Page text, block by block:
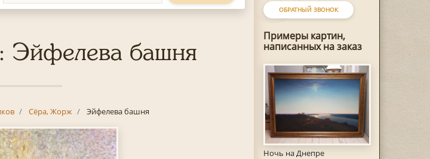
ОБРАТНЫЙ ЗВОНОК
Примеры картин,
написанных на заказ
Ночь на Днепре
башня
Сёра, Жорж Эйфелева башня